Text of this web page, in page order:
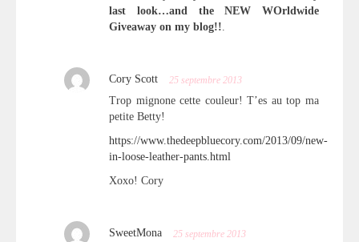
last look…and the NEW WOrldwide
Giveaway on my blog!!.
Cory Scott 25 septembre 2013
Trop mignone cette couleur! T’es au top ma
petite Betty!
https://www.thedeepbluecory.com/2013/09/new-
in-loose-leather-pants.html
Xoxo! Cory
SweetMona 25 septembre 2013